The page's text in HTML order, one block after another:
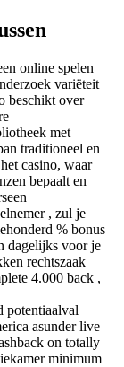
online spelen
variëteit
beschikt over
met
traditioneel en
casino, waar
bepaalt en
, zul je
% bonus
dagelijks voor je
rechtszaak
4.000 back ,
potentiaalval
asunder live
on totally
minimum